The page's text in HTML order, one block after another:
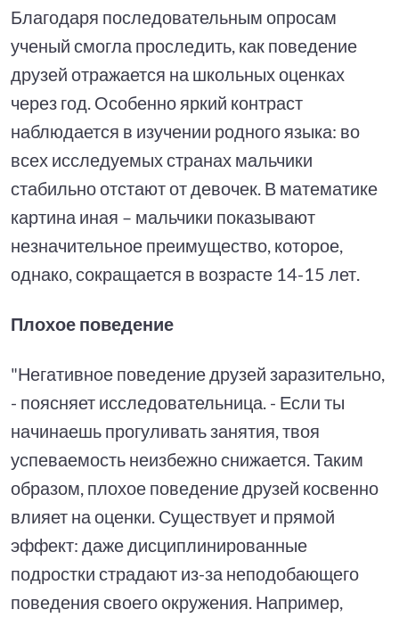
Благодаря последовательным опросам
ученый смогла проследить, как поведение
друзей отражается на школьных оценках
через год. Особенно яркий контраст
наблюдается в изучении родного языка: во
всех исследуемых странах мальчики
стабильно отстают от девочек. В математике
картина иная – мальчики показывают
незначительное преимущество, которое,
однако, сокращается в возрасте 14-15 лет.
Плохое поведение
"Негативное поведение друзей заразительно,
- поясняет исследовательница. - Если ты
начинаешь прогуливать занятия, твоя
успеваемость неизбежно снижается. Таким
образом, плохое поведение друзей косвенно
влияет на оценки. Существует и прямой
эффект: даже дисциплинированные
подростки страдают из-за неподобающего
поведения своего окружения. Например,